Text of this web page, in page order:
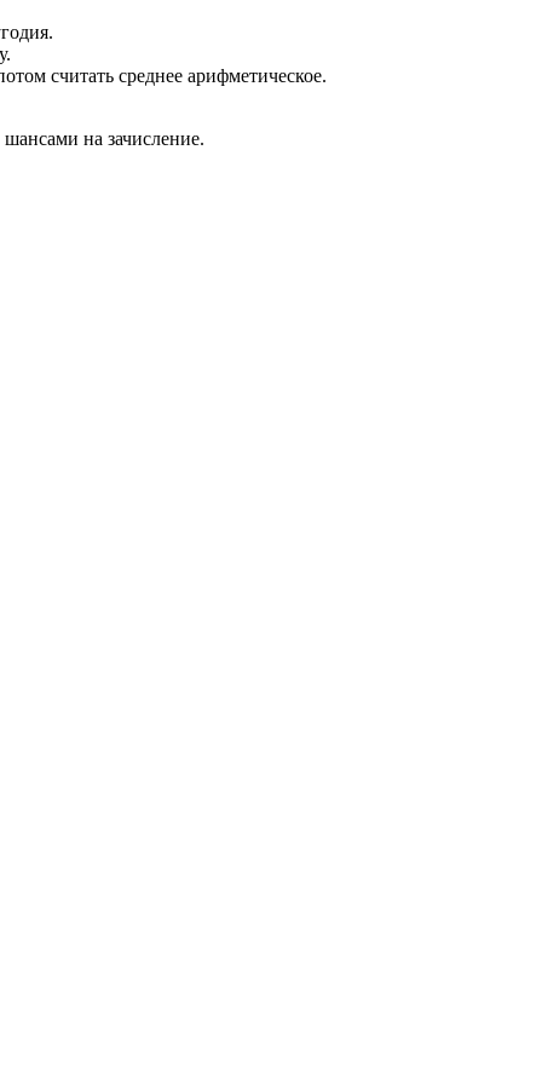
считать среднее арифметическое.
на зачисление.